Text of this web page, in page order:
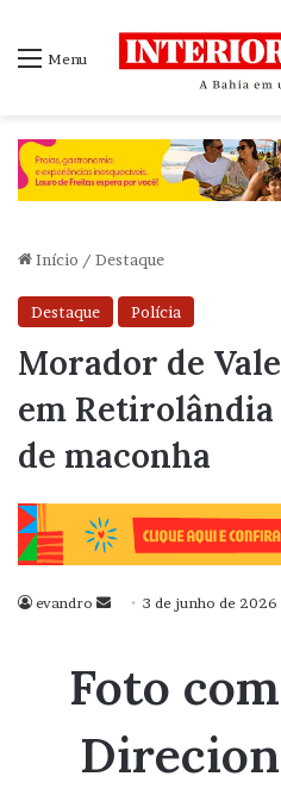
Menu
Início / Destaque
Destaque Polícia
Morador de
em
de maconha
evandro
Mande
mail
3 de junho de 2026
Foto